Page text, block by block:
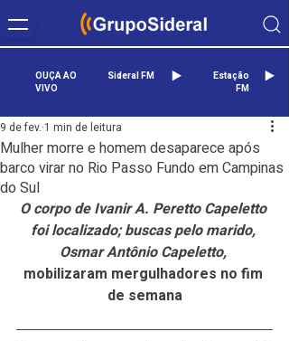
OUÇA AO
VIVO
Sideral FM
Estação
FM
Mulher morre e homem desaparece após
barco virar no Rio Passo Fundo em Campinas
do Sul
9 de fev. 1 min de leitura
O corpo de Ivanir A. Peretto Capeletto
foi localizado; buscas pelo marido,
Osmar Antônio Capeletto,
mobilizaram mergulhadores no fim
de semana